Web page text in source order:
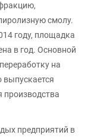
смолу.
году, площадка
в год. Основной
на
выпускается
производства
предприятий в